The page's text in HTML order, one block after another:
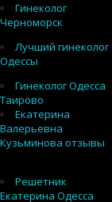
Гинеколог
Черноморск
Лучший гинеколог
Одессы
Гинеколог Одесса
Таирово
Екатерина
Валерьевна
Кузьминова отзывы
Решетник
Екатерина Одесса